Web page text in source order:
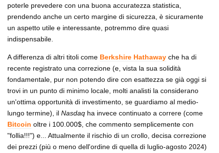
poterle prevedere con una buona accuratezza statistica,
prendendo anche un certo margine di sicurezza, è sicuramente
un aspetto utile e interessante, potremmo dire quasi
indispensabile.
A differenza di altri titoli come Berkshire Hathaway che ha di
recente registrato una correzione (e, vista la sua solidità
fondamentale, pur non potendo dire con esattezza se già oggi si
trovi in un punto di minimo locale, molti analisti la considerano
un'ottima opportunità di investimento, se guardiamo al medio-
lungo termine), il Nasdaq ha invece continuato a correre (come
Bitcoin oltre i 100.000$, che commento semplicemente con
"follia!!!") e... Attualmente il rischio di un crollo, decisa correzione
dei prezzi (più o meno dell'ordine di quella di luglio-agosto 2024)